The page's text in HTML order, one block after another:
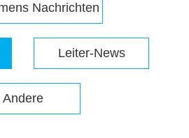
Nachrichten
Leiter-News
Andere